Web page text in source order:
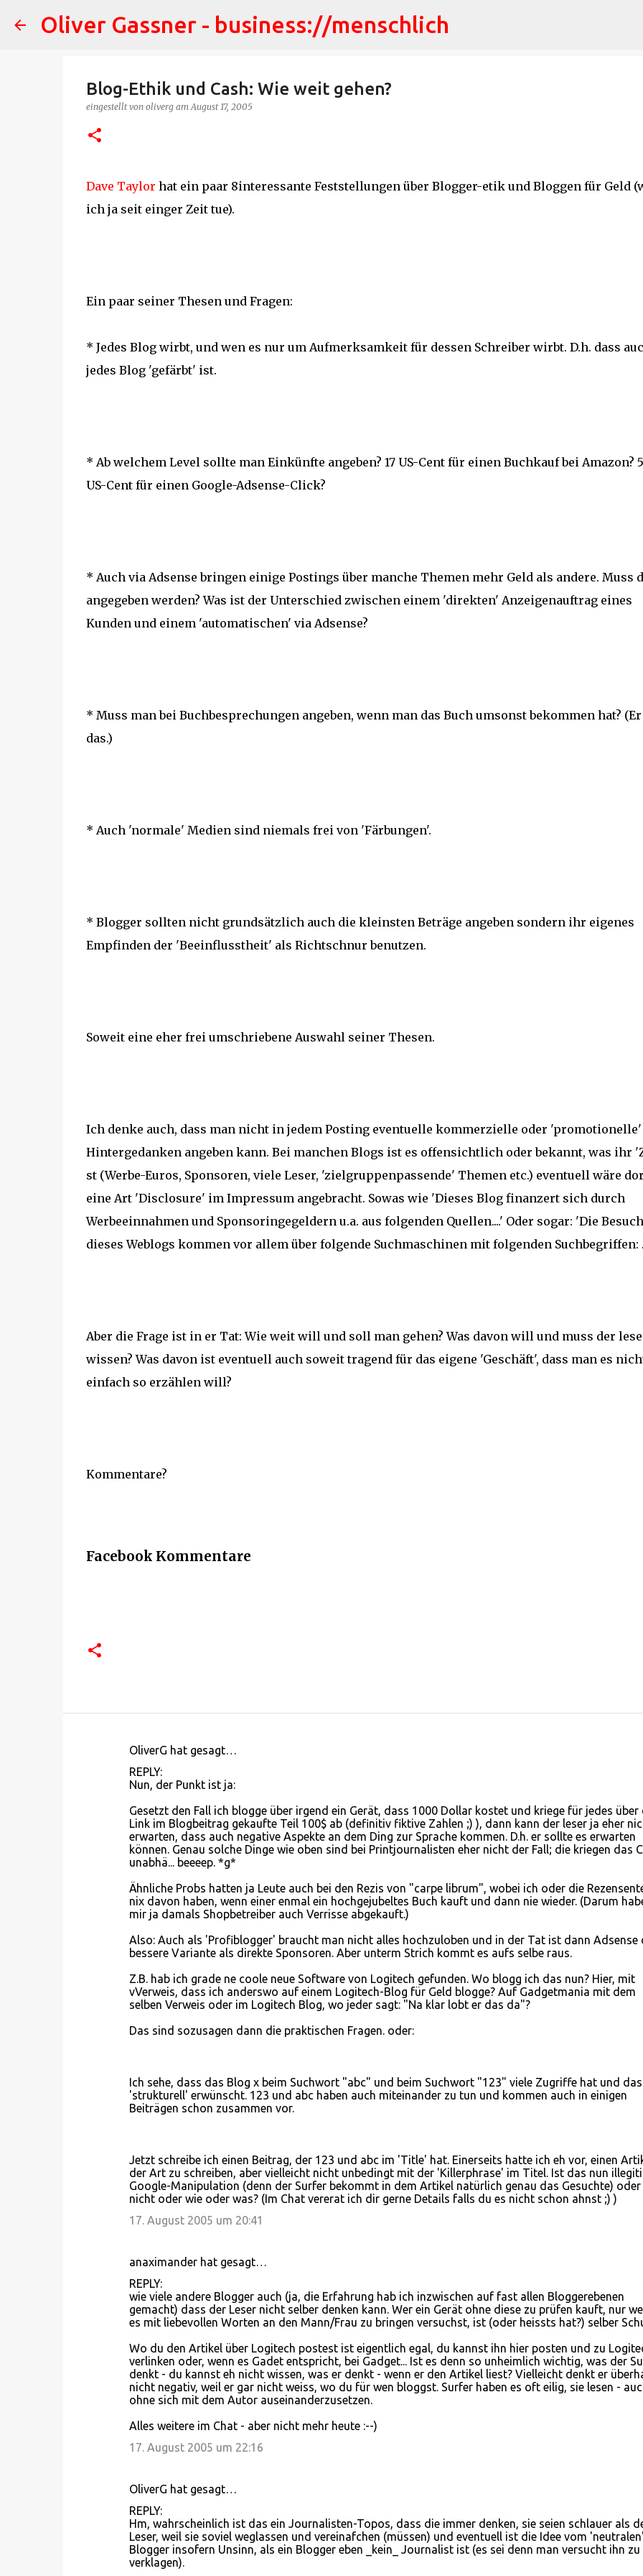
Direkt zum Hauptbereich
Oliver Gassner - business://menschlich
Blog-Ethik und Cash: Wie weit gehen?
eingestellt von oliverg amAugust 17, 2005
Dave Taylor hat ein paar 8interessante Feststellungen über Blogger-etik und Bloggen für Geld
ich ja seit einger Zeit tue).
Ein paar seiner Thesen und Fragen:
* Jedes Blog wirbt, und wen es nur um Aufmerksamkeit für dessen Schreiber wirbt. D.h. dass
jedes Blog 'gefärbt' ist.
* Ab welchem Level sollte man Einkünfte angeben? 17 US-Cent für einen Buchkauf bei Amazon?
US-Cent für einen Google-Adsense-Click?
* Auch via Adsense bringen einige Postings über manche Themen mehr Geld als andere. Muss
angegeben werden? Was ist der Unterschied zwischen einem 'direkten' Anzeigenauftrag eines
Kunden und einem 'automatischen' via Adsense?
* Muss man bei Buchbesprechungen angeben, wenn man das Buch umsonst bekommen hat?
das.)
* Auch 'normale' Medien sind niemals frei von 'Färbungen'.
* Blogger sollten nicht grundsätzlich auch die kleinsten Beträge angeben sondern ihr eigenes
Empfinden der 'Beeinflusstheit' als Richtschnur benutzen.
Soweit eine eher frei umschriebene Auswahl seiner Thesen.
Ich denke auch, dass man nicht in jedem Posting eventuelle kommerzielle oder 'promotionelle'
Hintergedanken angeben kann. Bei manchen Blogs ist es offensichtlich oder bekannt, was ihr
st (Werbe-Euros, Sponsoren, viele Leser, 'zielgruppenpassende' Themen etc.) eventuell wäre
eine Art 'Disclosure' im Impressum angebracht. Sowas wie 'Dieses Blog finanzert sich durch
Werbeeinnahmen und Sponsoringegeldern u.a. aus folgenden Quellen....' Oder sogar: 'Die
dieses Weblogs kommen vor allem über folgende Suchmaschinen mit folgenden Suchbegriffen:
Aber die Frage ist in er Tat: Wie weit will und soll man gehen? Was davon will und muss der
wissen? Was davon ist eventuell auch soweit tragend für das eigene 'Geschäft', dass man es
einfach so erzählen will?
Kommentare?
Facebook Kommentare
OliverG hat gesagt…
REPLY:
Nun, der Punkt ist ja:
Gesetzt den Fall ich blogge über irgend ein Gerät, dass 1000 Dollar kostet und kriege für jedes über
Link im Blogbeitrag gekaufte Teil 100$ ab (definitiv fiktive Zahlen ;) ), dann kann der leser ja eher
erwarten, dass auch negative Aspekte an dem Ding zur Sprache kommen. D.h. er sollte es erwarten
können. Genau solche Dinge wie oben sind bei Printjournalisten eher nicht der Fall; die kriegen das
unabhä... beeeep. *g*
Ähnliche Probs hatten ja Leute auch bei den Rezis von "carpe librum", wobei ich oder die
nix davon haben, wenn einer enmal ein hochgejubeltes Buch kauft und dann nie wieder. (Darum
mir ja damals Shopbetreiber auch Verrisse abgekauft.)
Also: Auch als 'Profiblogger' braucht man nicht alles hochzuloben und in der Tat ist dann Adsense
bessere Variante als direkte Sponsoren. Aber unterm Strich kommt es aufs selbe raus.
Z.B. hab ich grade ne coole neue Software von Logitech gefunden. Wo blogg ich das nun? Hier, mit
vVerweis, dass ich anderswo auf einem Logitech-Blog für Geld blogge? Auf Gadgetmania mit dem
selben Verweis oder im Logitech Blog, wo jeder sagt: "Na klar lobt er das da"?
Das sind sozusagen dann die praktischen Fragen. oder:
Ich sehe, dass das Blog x beim Suchwort "abc" und beim Suchwort "123" viele Zugriffe hat und
'strukturell' erwünscht. 123 und abc haben auch miteinander zu tun und kommen auch in einigen
Beiträgen schon zusammen vor.
Jetzt schreibe ich einen Beitrag, der 123 und abc im 'Title' hat. Einerseits hatte ich eh vor, einen
der Art zu schreiben, aber vielleicht nicht unbedingt mit der 'Killerphrase' im Titel. Ist das nun
Google-Manipulation (denn der Surfer bekommt in dem Artikel natürlich genau das Gesuchte) oder
nicht oder wie oder was? (Im Chat vererat ich dir gerne Details falls du es nicht schon ahnst ;) )
17. August 2005 um 20:41
anaximander hat gesagt…
REPLY:
wie viele andere Blogger auch (ja, die Erfahrung hab ich inzwischen auf fast allen Bloggerebenen
gemacht) dass der Leser nicht selber denken kann. Wer ein Gerät ohne diese zu prüfen kauft, nur
es mit liebevollen Worten an den Mann/Frau zu bringen versuchst, ist (oder heissts hat?) selber
Wo du den Artikel über Logitech postest ist eigentlich egal, du kannst ihn hier posten und zu
verlinken oder, wenn es Gadet entspricht, bei Gadget... Ist es denn so unheimlich wichtig, was der
denkt - du kannst eh nicht wissen, was er denkt - wenn er den Artikel liest? Vielleicht denkt er
nicht negativ, weil er gar nicht weiss, wo du für wen bloggst. Surfer haben es oft eilig, sie lesen -
ohne sich mit dem Autor auseinanderzusetzen.
Alles weitere im Chat - aber nicht mehr heute :--)
17. August 2005 um 22:16
OliverG hat gesagt…
REPLY:
Hm, wahrscheinlich ist das ein Journalisten-Topos, dass die immer denken, sie seien schlauer als
Leser, weil sie soviel weglassen und vereinafchen (müssen) und eventuell ist die Idee vom 'neutralen'
Blogger insofern Unsinn, als ein Blogger eben _kein_ Journalist ist (es sei denn man versucht ihn zu
verklagen).